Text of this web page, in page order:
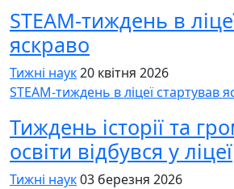
STEAM-тиждень в
яскраво
Тижні наук20 квітня 2026
STEAM-тиждень в ліцеї стартував
Тиждень історії та
освіти відбувся у ліцеї
Тижні наук03 березня 2026